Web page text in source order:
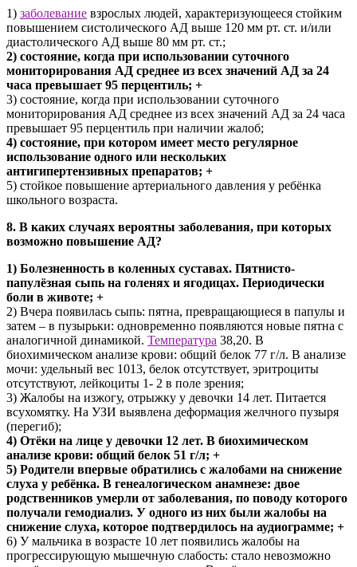
1) заболевание взрослых людей, характеризующееся стойким
повышением систолического АД выше 120 мм рт. ст. и/или
диастолического АД выше 80 мм рт. ст.;
2) состояние, когда при использовании суточного
мониторирования АД среднее из всех значений АД за 24
часа превышает 95 перцентиль; +
3) состояние, когда при использовании суточного
мониторирования АД среднее из всех значений АД за 24 часа
превышает 95 перцентиль при наличии жалоб;
4) состояние, при котором имеет место регулярное
использование одного или нескольких
антигипертензивных препаратов; +
5) стойкое повышение артериального давления у ребёнка
школьного возраста.
8. В каких случаях вероятны заболевания, при которых
возможно повышение АД?
1) Болезненность в коленных суставах. Пятнисто-
папулёзная сыпь на голенях и ягодицах. Периодически
боли в животе; +
2) Вчера появилась сыпь: пятна, превращающиеся в папулы и
затем – в пузырьки: одновременно появляются новые пятна с
аналогичной динамикой. Температура 38,20. В
биохимическом анализе крови: общий белок 77 г/л. В анализе
мочи: удельный вес 1013, белок отсутствует, эритроциты
отсутствуют, лейкоциты 1- 2 в поле зрения;
3) Жалобы на изжогу, отрыжку у девочки 14 лет. Питается
всухомятку. На УЗИ выявлена деформация желчного пузыря
(перегиб);
4) Отёки на лице у девочки 12 лет. В биохимическом
анализе крови: общий белок 51 г/л; +
5) Родители впервые обратились с жалобами на снижение
слуха у ребёнка. В генеалогическом анамнезе: двое
родственников умерли от заболевания, по поводу которого
получали гемодиализ. У одного из них были жалобы на
снижение слуха, которое подтвердилось на аудиограмме; +
6) У мальчика в возрасте 10 лет появились жалобы на
прогрессирующую мышечную слабость: стало невозможно